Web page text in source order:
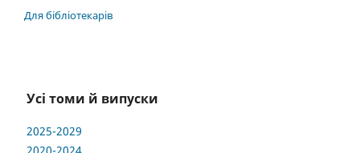
Для бібліотекарів
Усі томи й випуски
2025-2029
2020-2024